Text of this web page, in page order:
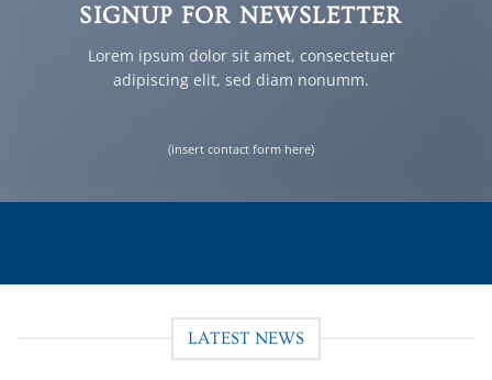
SIGNUP FOR NEWSLETTER
Lorem ipsum dolor sit amet, consectetuer
adipiscing elit, sed diam nonumm.
(insert contact form here)
LATEST NEWS